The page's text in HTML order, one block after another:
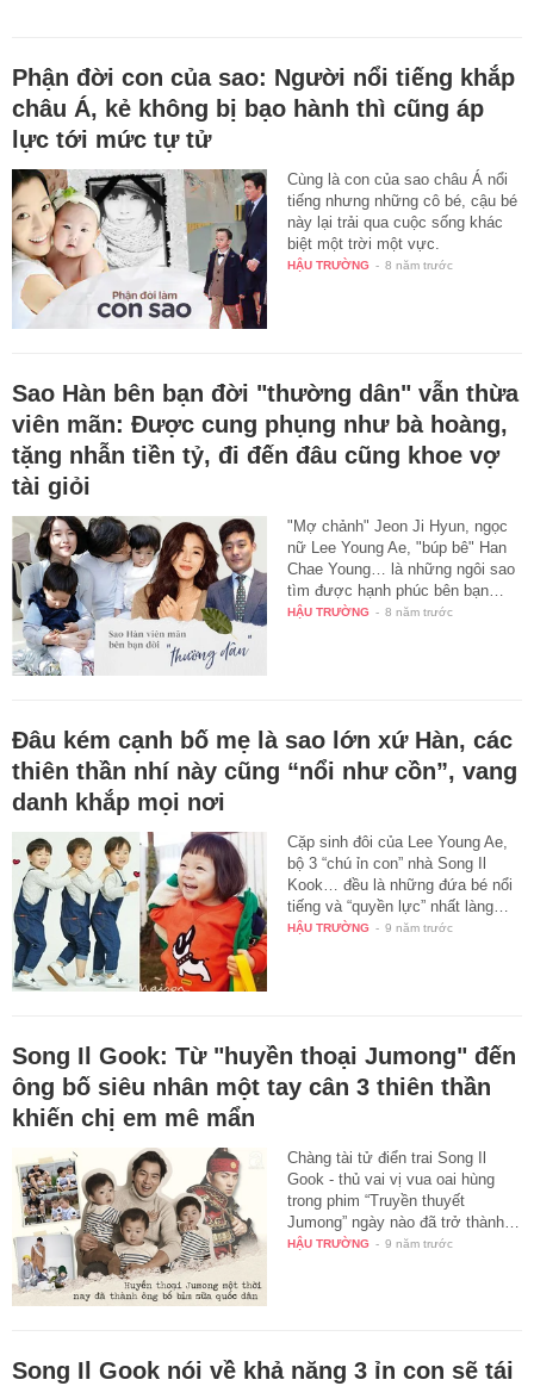
Phận đời con của sao: Người nổi tiếng khắp
châu Á, kẻ không bị bạo hành thì cũng áp
lực tới mức tự tử
Cùng là con của sao châu Á nổi
tiếng nhưng những cô bé, cậu bé
này lại trải qua cuộc sống khác
biệt một trời một vực.
HẬU TRƯỜNG - 8 năm trước
Sao Hàn bên bạn đời "thường dân" vẫn thừa
viên mãn: Được cung phụng như bà hoàng,
tặng nhẫn tiền tỷ, đi đến đâu cũng khoe vợ
tài giỏi
"Mợ chảnh" Jeon Ji Hyun, ngọc
nữ Lee Young Ae, "búp bê" Han
Chae Young… là những ngôi sao
tìm được hạnh phúc bên bạn…
HẬU TRƯỜNG - 8 năm trước
Đâu kém cạnh bố mẹ là sao lớn xứ Hàn, các
thiên thần nhí này cũng “nổi như cồn”, vang
danh khắp mọi nơi
Cặp sinh đôi của Lee Young Ae,
bộ 3 “chú ỉn con” nhà Song Il
Kook… đều là những đứa bé nổi
tiếng và “quyền lực” nhất làng…
HẬU TRƯỜNG - 9 năm trước
Song Il Gook: Từ "huyền thoại Jumong" đến
ông bố siêu nhân một tay cân 3 thiên thần
khiến chị em mê mẩn
Chàng tài tử điển trai Song Il
Gook - thủ vai vị vua oai hùng
trong phim “Truyền thuyết
Jumong” ngày nào đã trở thành…
HẬU TRƯỜNG - 9 năm trước
Song Il Gook nói về khả năng 3 ỉn con sẽ tái